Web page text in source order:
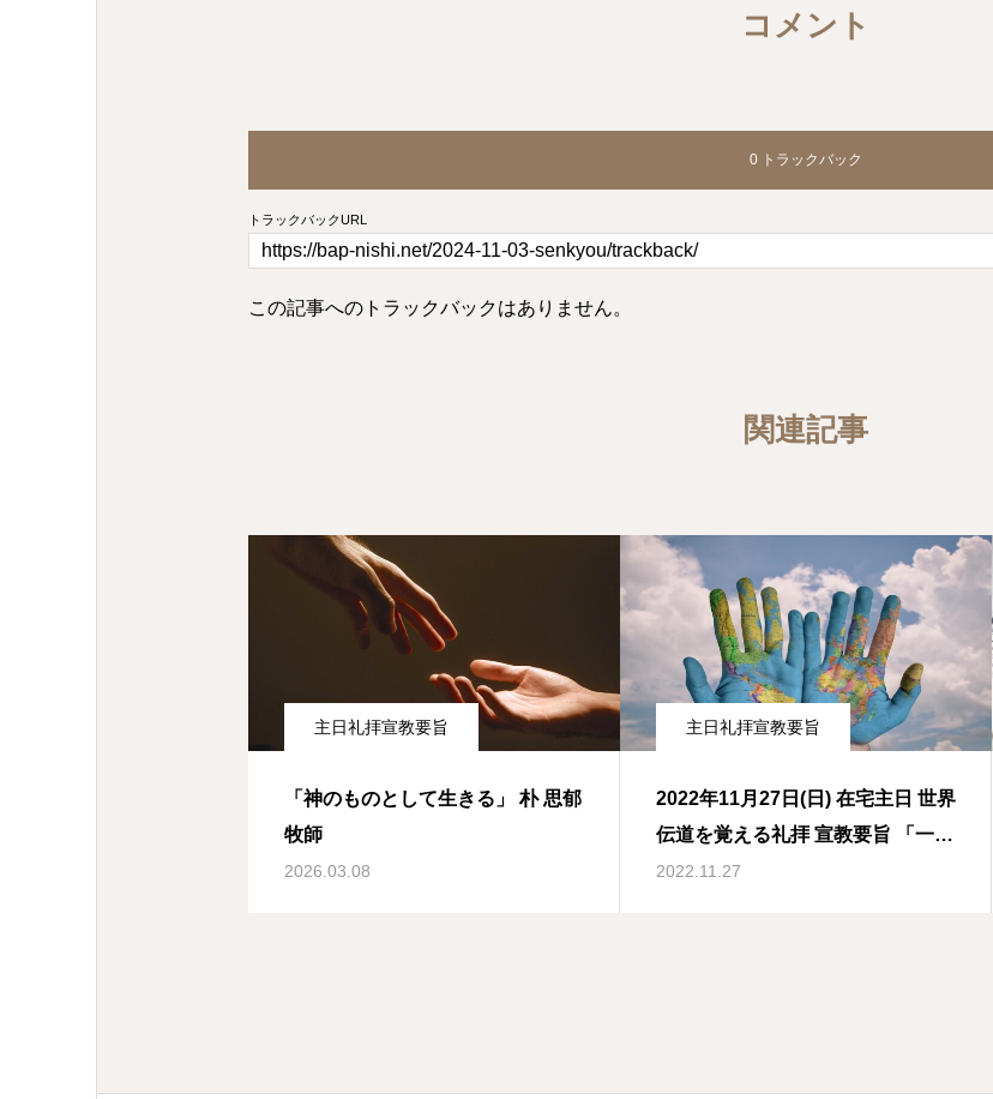
コメント
0 トラックバック
トラックバックURL
この記事へのトラックバックはありません。
関連記事
主日礼拝宣教要旨
「神のものとして生きる」 朴 思郁
牧師
2026.03.08
主日礼拝宣教要旨
2022年11月27日(日) 在宅主日 世界
伝道を覚える礼拝 宣教要旨 「一歩
ずつ、共に」ヨハネによる福音書
2022.11.27